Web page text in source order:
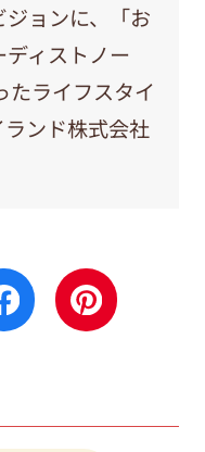
ョンに、「お
ィストノー
たライフスタイ
ンド株式会社